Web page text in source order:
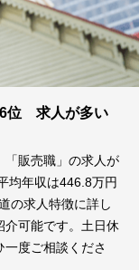
位 求人が多い
「販売職」の求人が
均年収は446.8万円
の求人特徴に詳し
介可能です。土日休
度ご相談くださ